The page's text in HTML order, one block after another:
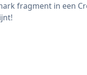
fragment in een